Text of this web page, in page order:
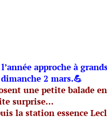
approche à
2 mars.💪
une petite balade
surprise…
la station essence